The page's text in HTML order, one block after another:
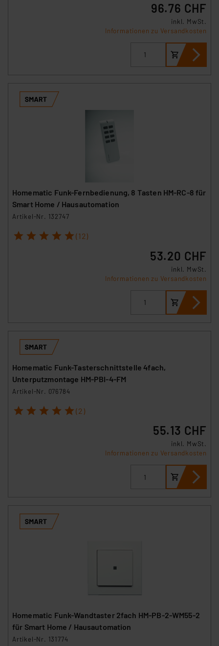
96.76 CHF
inkl. MwSt.
Informationen zu Versandkosten
Homematic Funk-Fernbedienung, 8 Tasten HM-RC-8 für
Smart Home / Hausautomation
Artikel-Nr. 132747
1 2 3 4 5 (12)
53.20 CHF
inkl. MwSt.
Informationen zu Versandkosten
Homematic Funk-Tasterschnittstelle 4fach,
Unterputzmontage HM-PBI-4-FM
Artikel-Nr. 076784
1 2 3 4 5 (2)
55.13 CHF
inkl. MwSt.
Informationen zu Versandkosten
Homematic Funk-Wandtaster 2fach HM-PB-2-WM55-2
für Smart Home / Hausautomation
Artikel-Nr. 131774